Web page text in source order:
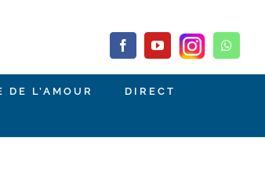
FacebookYouTube
DE L’AMOUR DIRECT